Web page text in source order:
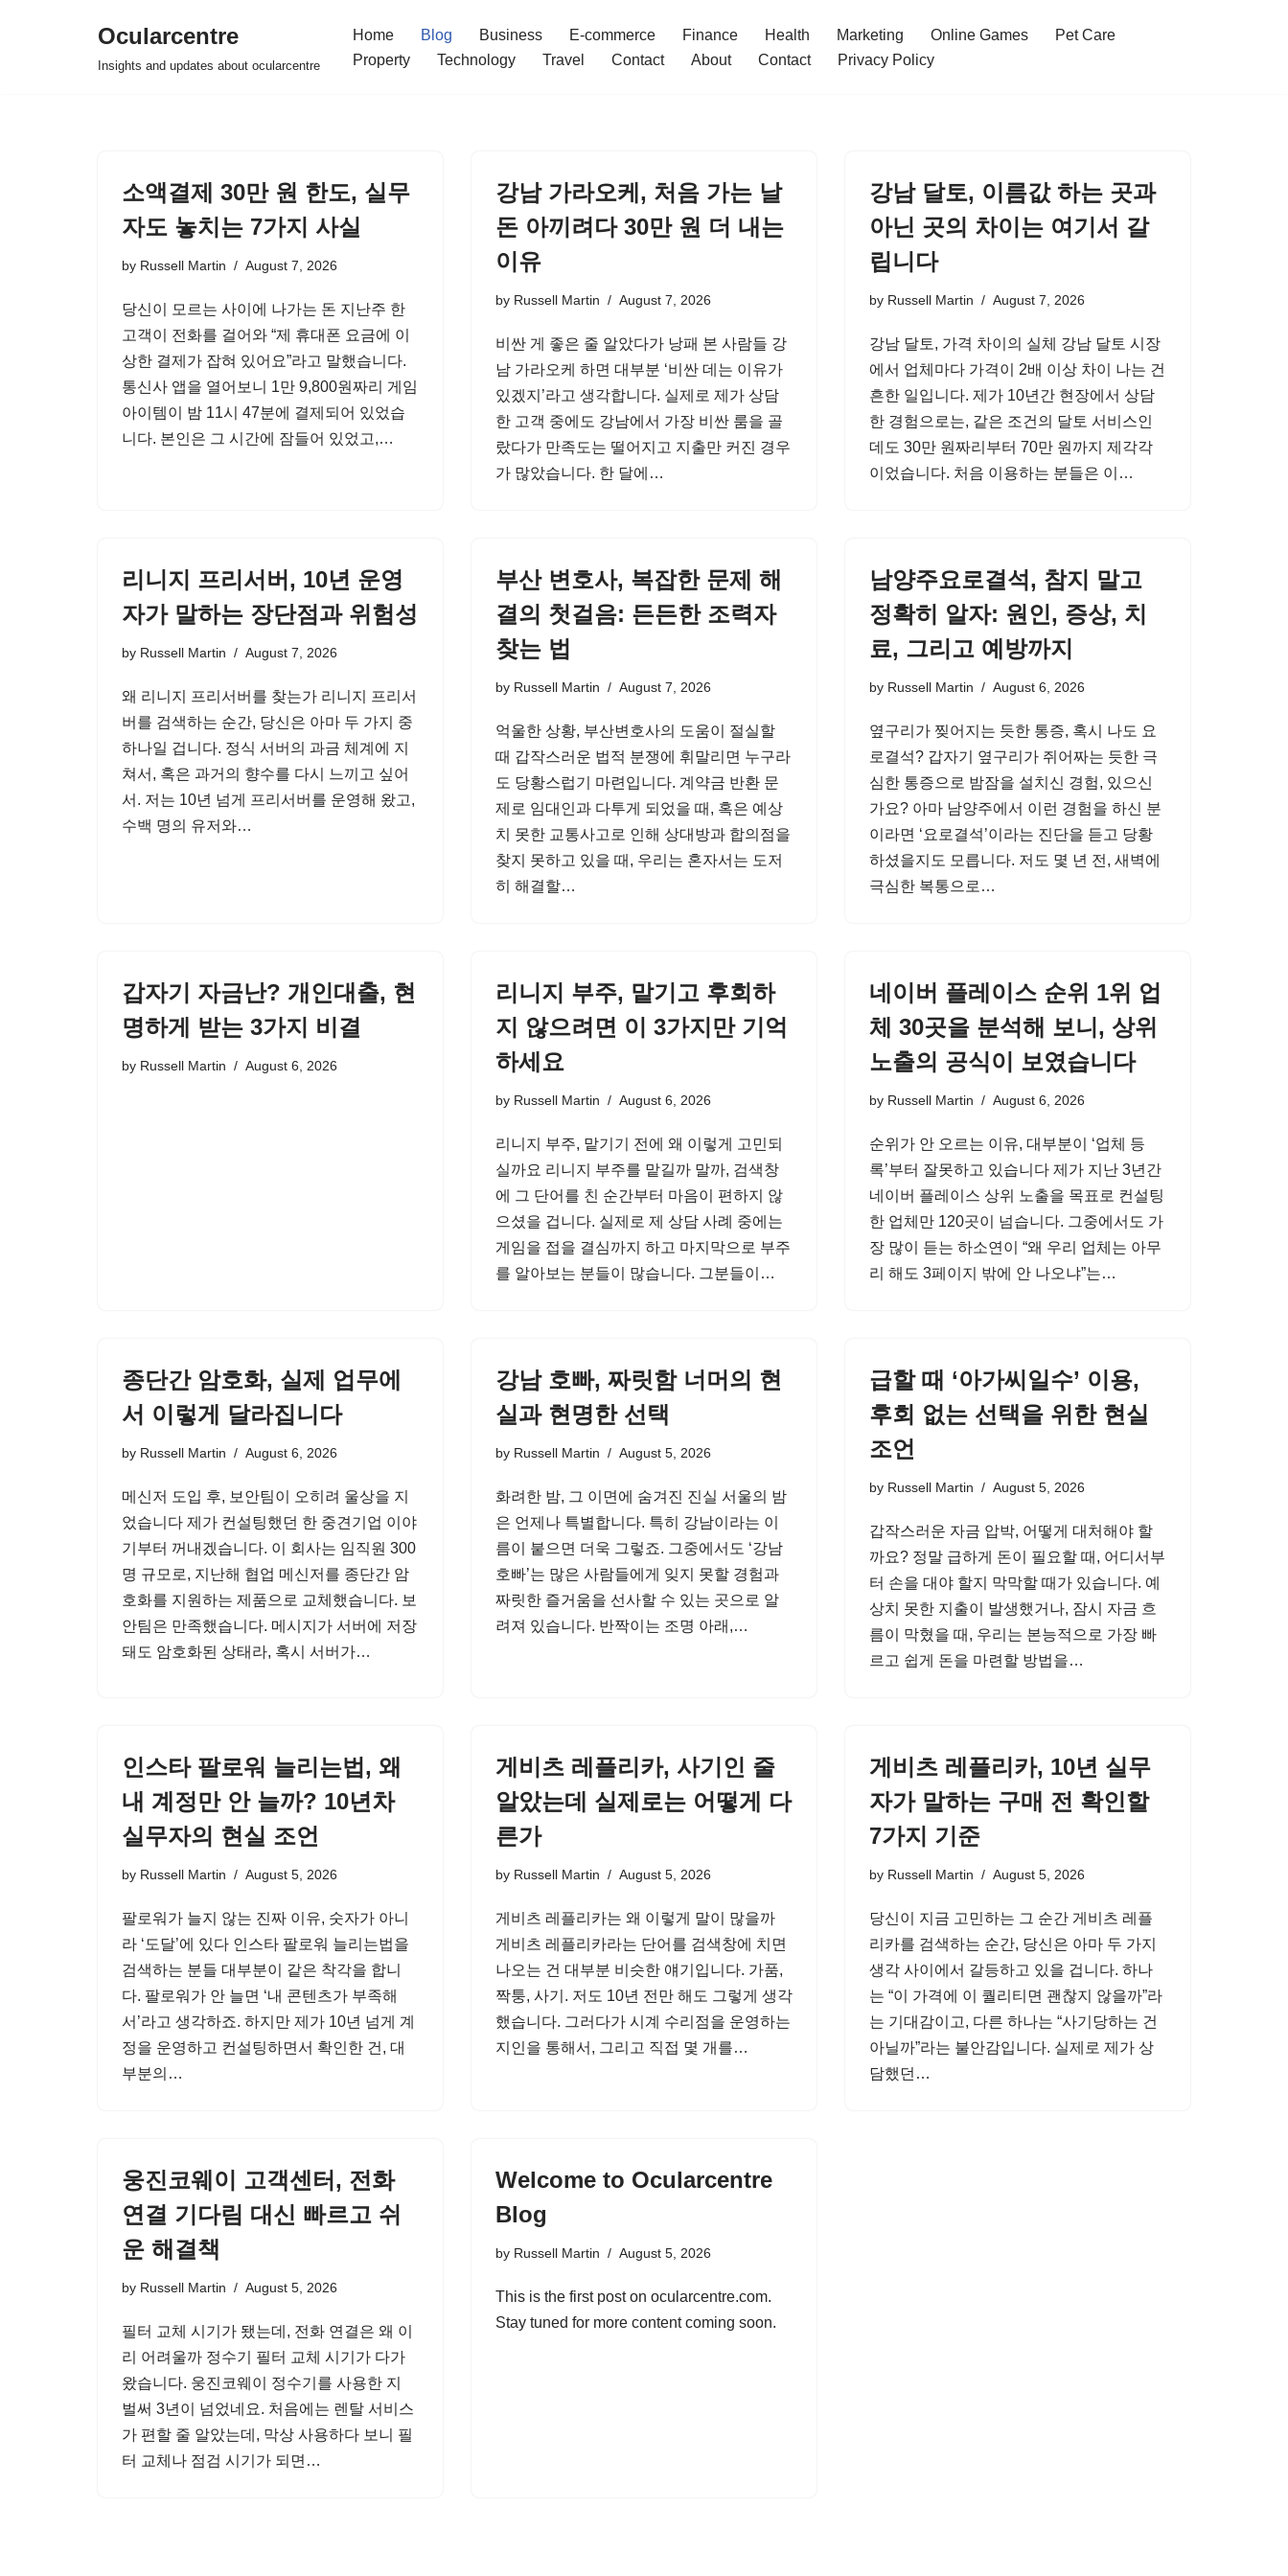
Ocularcentre
Insights and updates about ocularcentre
Home Blog Business E-commerce Finance Health Marketing Online Games
Pet Care
Property
Technology Travel Contact About Contact Privacy Policy
소액결제 30만 원 한도, 실무
자도 놓치는 7가지 사실
by Russell Martin August 7, 2026
당신이 모르는 사이에 나가는 돈 지난주 한
고객이 전화를 걸어와 “제 휴대폰 요금에 이
상한 결제가 잡혀 있어요”라고 말했습니다.
통신사 앱을 열어보니 1만 9,800원짜리 게임
아이템이 밤 11시 47분에 결제되어 있었습
니다. 본인은 그 시간에 잠들어 있었고,…
강남 가라오케, 처음 가는 날
돈 아끼려다 30만 원 더 내는
이유
by Russell Martin August 7, 2026
비싼 게 좋은 줄 알았다가 낭패 본 사람들 강
남 가라오케 하면 대부분 ‘비싼 데는 이유가
있겠지’라고 생각합니다. 실제로 제가 상담
한 고객 중에도 강남에서 가장 비싼 룸을 골
랐다가 만족도는 떨어지고 지출만 커진 경우
가 많았습니다. 한 달에…
강남 달토, 이름값 하는 곳과
아닌 곳의 차이는 여기서 갈
립니다
by Russell Martin August 7, 2026
강남 달토, 가격 차이의 실체 강남 달토 시장
에서 업체마다 가격이 2배 이상 차이 나는 건
흔한 일입니다. 제가 10년간 현장에서 상담
한 경험으로는, 같은 조건의 달토 서비스인
데도 30만 원짜리부터 70만 원까지 제각각
이었습니다. 처음 이용하는 분들은 이…
리니지 프리서버, 10년 운영
자가 말하는 장단점과 위험성
by Russell Martin August 7, 2026
왜 리니지 프리서버를 찾는가 리니지 프리서
버를 검색하는 순간, 당신은 아마 두 가지 중
하나일 겁니다. 정식 서버의 과금 체계에 지
쳐서, 혹은 과거의 향수를 다시 느끼고 싶어
서. 저는 10년 넘게 프리서버를 운영해 왔고,
수백 명의 유저와…
부산 변호사, 복잡한 문제 해
결의 첫걸음: 든든한 조력자
찾는 법
by Russell Martin August 7, 2026
억울한 상황, 부산변호사의 도움이 절실할
때 갑작스러운 법적 분쟁에 휘말리면 누구라
도 당황스럽기 마련입니다. 계약금 반환 문
제로 임대인과 다투게 되었을 때, 혹은 예상
치 못한 교통사고로 인해 상대방과 합의점을
찾지 못하고 있을 때, 우리는 혼자서는 도저
히 해결할…
남양주요로결석, 참지 말고
정확히 알자: 원인, 증상, 치
료, 그리고 예방까지
by Russell Martin August 6, 2026
옆구리가 찢어지는 듯한 통증, 혹시 나도 요
로결석? 갑자기 옆구리가 쥐어짜는 듯한 극
심한 통증으로 밤잠을 설치신 경험, 있으신
가요? 아마 남양주에서 이런 경험을 하신 분
이라면 ‘요로결석’이라는 진단을 듣고 당황
하셨을지도 모릅니다. 저도 몇 년 전, 새벽에
극심한 복통으로…
갑자기 자금난? 개인대출, 현
명하게 받는 3가지 비결
by Russell Martin August 6, 2026
리니지 부주, 맡기고 후회하
지 않으려면 이 3가지만 기억
하세요
by Russell Martin August 6, 2026
리니지 부주, 맡기기 전에 왜 이렇게 고민되
실까요 리니지 부주를 맡길까 말까, 검색창
에 그 단어를 친 순간부터 마음이 편하지 않
으셨을 겁니다. 실제로 제 상담 사례 중에는
게임을 접을 결심까지 하고 마지막으로 부주
를 알아보는 분들이 많습니다. 그분들이…
네이버 플레이스 순위 1위 업
체 30곳을 분석해 보니, 상위
노출의 공식이 보였습니다
by Russell Martin August 6, 2026
순위가 안 오르는 이유, 대부분이 ‘업체 등
록’부터 잘못하고 있습니다 제가 지난 3년간
네이버 플레이스 상위 노출을 목표로 컨설팅
한 업체만 120곳이 넘습니다. 그중에서도 가
장 많이 듣는 하소연이 “왜 우리 업체는 아무
리 해도 3페이지 밖에 안 나오냐”는…
종단간 암호화, 실제 업무에
서 이렇게 달라집니다
by Russell Martin August 6, 2026
메신저 도입 후, 보안팀이 오히려 울상을 지
었습니다 제가 컨설팅했던 한 중견기업 이야
기부터 꺼내겠습니다. 이 회사는 임직원 300
명 규모로, 지난해 협업 메신저를 종단간 암
호화를 지원하는 제품으로 교체했습니다. 보
안팀은 만족했습니다. 메시지가 서버에 저장
돼도 암호화된 상태라, 혹시 서버가…
강남 호빠, 짜릿함 너머의 현
실과 현명한 선택
by Russell Martin August 5, 2026
화려한 밤, 그 이면에 숨겨진 진실 서울의 밤
은 언제나 특별합니다. 특히 강남이라는 이
름이 붙으면 더욱 그렇죠. 그중에서도 ‘강남
호빠’는 많은 사람들에게 잊지 못할 경험과
짜릿한 즐거움을 선사할 수 있는 곳으로 알
려져 있습니다. 반짝이는 조명 아래,…
급할 때 ‘아가씨일수’ 이용,
후회 없는 선택을 위한 현실
조언
by Russell Martin August 5, 2026
갑작스러운 자금 압박, 어떻게 대처해야 할
까요? 정말 급하게 돈이 필요할 때, 어디서부
터 손을 대야 할지 막막할 때가 있습니다. 예
상치 못한 지출이 발생했거나, 잠시 자금 흐
름이 막혔을 때, 우리는 본능적으로 가장 빠
르고 쉽게 돈을 마련할 방법을…
인스타 팔로워 늘리는법, 왜
내 계정만 안 늘까? 10년차
실무자의 현실 조언
by Russell Martin August 5, 2026
팔로워가 늘지 않는 진짜 이유, 숫자가 아니
라 ‘도달’에 있다 인스타 팔로워 늘리는법을
검색하는 분들 대부분이 같은 착각을 합니
다. 팔로워가 안 늘면 ‘내 콘텐츠가 부족해
서’라고 생각하죠. 하지만 제가 10년 넘게 계
정을 운영하고 컨설팅하면서 확인한 건, 대
부분의…
게비츠 레플리카, 사기인 줄
알았는데 실제로는 어떻게 다
른가
by Russell Martin August 5, 2026
게비츠 레플리카는 왜 이렇게 말이 많을까
게비츠 레플리카라는 단어를 검색창에 치면
나오는 건 대부분 비슷한 얘기입니다. 가품,
짝퉁, 사기. 저도 10년 전만 해도 그렇게 생각
했습니다. 그러다가 시계 수리점을 운영하는
지인을 통해서, 그리고 직접 몇 개를…
게비츠 레플리카, 10년 실무
자가 말하는 구매 전 확인할
7가지 기준
by Russell Martin August 5, 2026
당신이 지금 고민하는 그 순간 게비츠 레플
리카를 검색하는 순간, 당신은 아마 두 가지
생각 사이에서 갈등하고 있을 겁니다. 하나
는 “이 가격에 이 퀄리티면 괜찮지 않을까”라
는 기대감이고, 다른 하나는 “사기당하는 건
아닐까”라는 불안감입니다. 실제로 제가 상
담했던…
웅진코웨이 고객센터, 전화
연결 기다림 대신 빠르고 쉬
운 해결책
by Russell Martin August 5, 2026
필터 교체 시기가 됐는데, 전화 연결은 왜 이
리 어려울까 정수기 필터 교체 시기가 다가
왔습니다. 웅진코웨이 정수기를 사용한 지
벌써 3년이 넘었네요. 처음에는 렌탈 서비스
가 편할 줄 알았는데, 막상 사용하다 보니 필
터 교체나 점검 시기가 되면…
Welcome to Ocularcentre
Blog
by Russell Martin August 5, 2026
This is the first post on ocularcentre.com.
Stay tuned for more content coming soon.